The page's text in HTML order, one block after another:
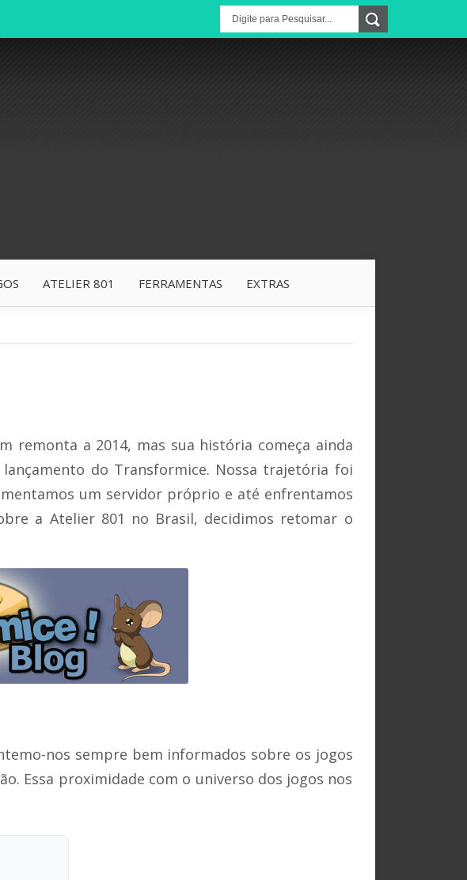
ATELIER 801 FERRAMENTAS EXTRAS
remonta a 2014, mas sua história começa ainda
do Transformice. Nossa trajetória foi
um servidor próprio e até enfrentamos
a Atelier 801 no Brasil, decidimos retomar o
nos sempre bem informados sobre os jogos
Essa proximidade com o universo dos jogos nos